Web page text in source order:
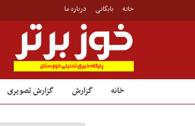
خانه بایگانی درباره ما
خانه گزارش گزارش تصویری